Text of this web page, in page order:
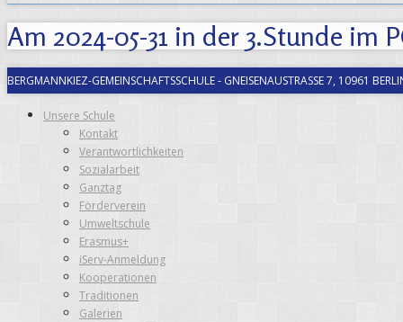
Am 2024-05-31 in der 3.Stunde im
BERGMANNKIEZ-GEMEINSCHAFTSSCHULE- GNEISENAUSTRASSE 7, 10961 BERLIN
Unsere Schule
Kontakt
Verantwortlichkeiten
Sozialarbeit
Ganztag
Förderverein
Umweltschule
Erasmus+
iServ-Anmeldung
Kooperationen
Traditionen
Galerien